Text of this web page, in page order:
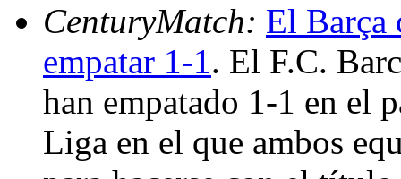
CenturyMatch: El Barça
empatar 1-1 . El F.C.
han empatado 1-1 en el
Liga en el que ambos